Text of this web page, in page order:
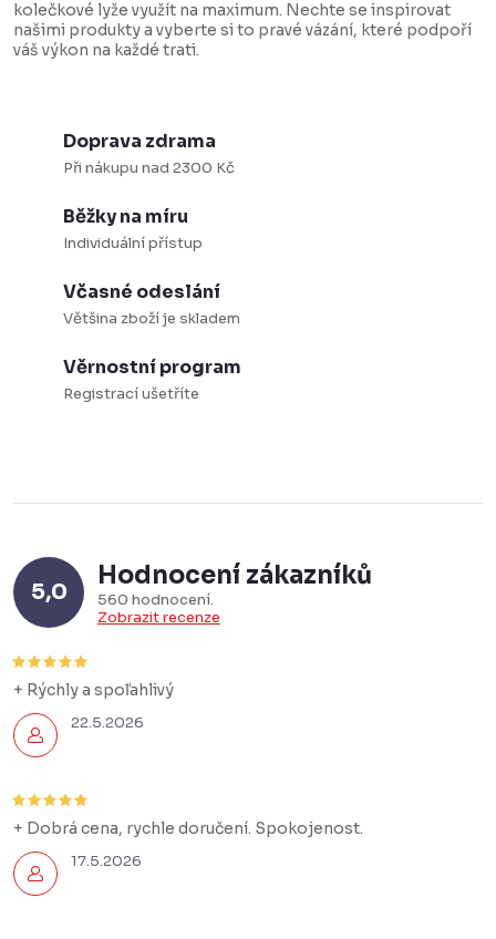
í
p
kolečkové lyže využít na maximum. Nechte se inspirovat
našimi produkty a vyberte si to pravé vázání, které podpoří
váš výkon na každé trati.
Doprava zdrama
Při nákupu nad 2300 Kč
Běžky na míru
Individuální přístup
Včasné odeslání
Většina zboží je skladem
Věrnostní program
Registrací ušetříte
5,0
Hodnocení zákazníků
560 hodnocení
Zobrazit recenze
22.5.2026
+ Rýchly a spoľahlivý
17.5.2026
+ Dobrá cena, rychle doručení. Spokojenost.